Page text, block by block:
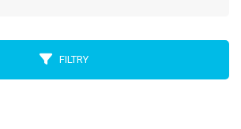
FILTRY